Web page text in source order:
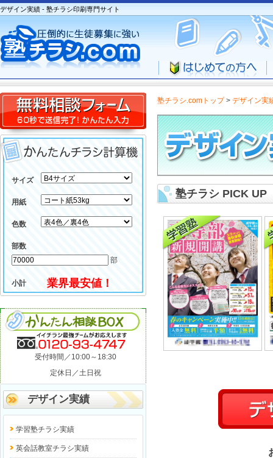
デザイン実績 - 塾チラシ印刷専門サイト
塾チラシ.comトップ> デザイン実
塾チラシ PICK UP
サイズ
用紙
色数
部数
部
小計 業界最安値！
受付時間／10:00～18:30
定休日／土日祝
デザイン実績
学習塾チラシ実績
英会話教室チラシ実績